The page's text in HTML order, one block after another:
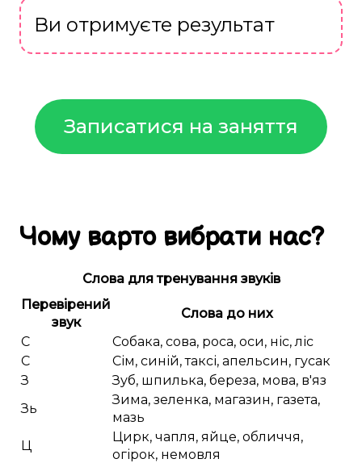
Ви отримуєте результат
Записатися на заняття
Чому вартовибрати нас?
Слова для тренування звуків
Перевірений
звук
Слова до них
С
Собака, сова, роса, оси, ніс, ліс
С
Сім, синій, таксі, апельсин, гусак
З
Зуб, шпилька, береза, мова, в'яз
Зь
Зима, зеленка, магазин, газета,
мазь
Ц
Цирк, чапля, яйце, обличчя,
огірок, немовля